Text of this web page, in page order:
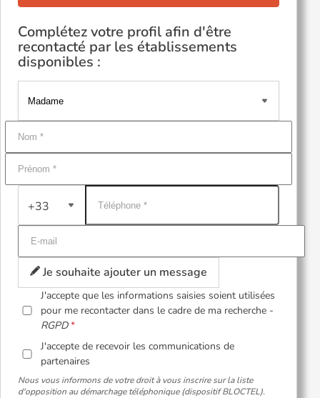
Complétez votre profil afin d'être
recontacté par les établissements
disponibles :
+33
Je souhaite ajouter un message
J'accepte que les informations saisies soient utilisées
pour me recontacter dans le cadre de ma recherche -
RGPD
J'accepte de recevoir les communications de
partenaires
Nous vous informons de votre droit à vous inscrire sur la liste
d'opposition au démarchage téléphonique (dispositif BLOCTEL).